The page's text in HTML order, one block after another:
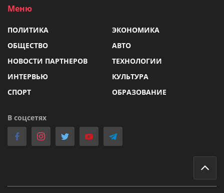
Меню
ПОЛИТИКА
ЭКОНОМИКА
ОБЩЕСТВО
АВТО
НОВОСТИ ПАРТНЕРОВ
ТЕХНОЛОГИИ
ИНТЕРВЬЮ
КУЛЬТУРА
СПОРТ
ОБРАЗОВАНИЕ
В соцсетях